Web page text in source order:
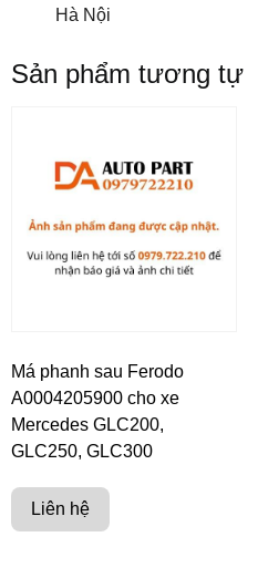
Hà Nội
Sản phẩm tương tự
Má phanh sau Ferodo
A0004205900 cho xe
Mercedes GLC200,
GLC250, GLC300
Liên hệ